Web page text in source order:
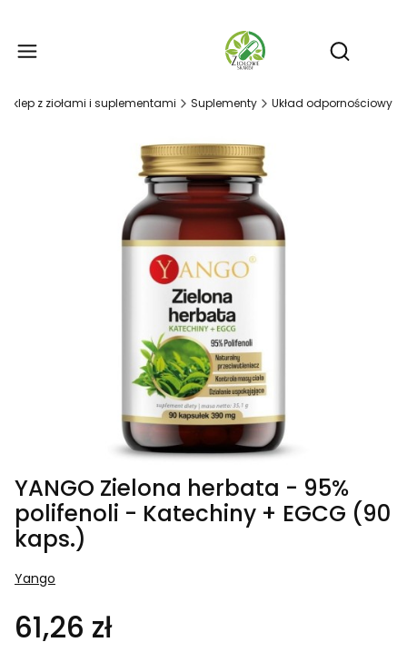
Otwórz
sklep z ziołami i suplementami Suplementy Układ odpornościowy
YANGO Zielona herbata - 95%
polifenoli - Katechiny + EGCG (90
kaps.)
Yango
61,26 zł